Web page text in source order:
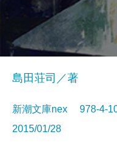
島田荘司／著
新潮文庫nex 978-4-
2015/01/28